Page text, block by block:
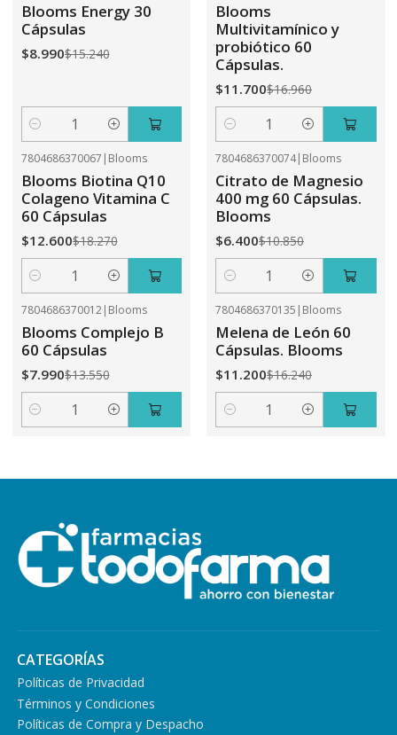
Blooms Energy 30
Cápsulas
$8.990$15.240
Cantidad
Blooms
Multivitamínico y
probiótico 60
Cápsulas.
$11.700$16.960
Cantidad
7804686370067 | Blooms
Blooms Biotina Q10
Colageno Vitamina C
60 Cápsulas
$12.600$18.270
Cantidad
7804686370074| Blooms
Citrato de Magnesio
400 mg 60 Cápsulas.
Blooms
$6.400$10.850
Cantidad
7804686370012| Blooms
Blooms Complejo B
60 Cápsulas
$7.990$13.550
Cantidad
7804686370135 | Blooms
Melena de León 60
Cápsulas. Blooms
$11.200$16.240
Cantidad
CATEGORÍAS
Políticas de Privacidad
Términos y Condiciones
Políticas de Compra y Despacho